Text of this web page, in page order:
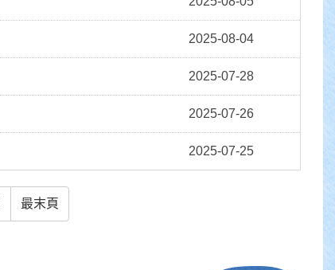
2025-08-04
2025-07-28
2025-07-26
2025-07-25
最末頁